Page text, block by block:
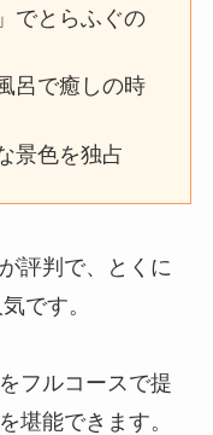
でとらふぐの
呂で癒しの時
景色を独占
評判で、とくに
です。
フルコースで提
堪能できます。